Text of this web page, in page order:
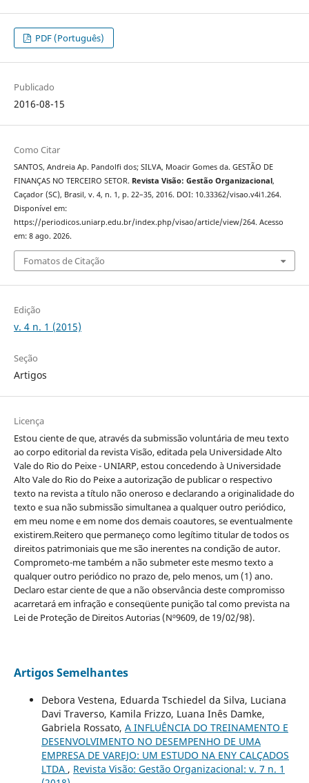
PDF (Português)
Publicado
2016-08-15
Como Citar
SANTOS, Andreia Ap. Pandolfi dos; SILVA, Moacir Gomes da. GESTÃO DE
FINANÇAS NO TERCEIRO SETOR. Revista Visão: Gestão Organizacional,
Caçador (SC), Brasil, v. 4, n. 1, p. 22–35, 2016. DOI: 10.33362/visao.v4i1.264.
Disponível em:
https://periodicos.uniarp.edu.br/index.php/visao/article/view/264. Acesso
em: 8 ago. 2026.
Fomatos de Citação
Edição
v. 4 n. 1 (2015)
Seção
Artigos
Licença
Estou ciente de que, através da submissão voluntária de meu texto
ao corpo editorial da revista Visão, editada pela Universidade Alto
Vale do Rio do Peixe - UNIARP, estou concedendo à Universidade
Alto Vale do Rio do Peixe a autorização de publicar o respectivo
texto na revista a título não oneroso e declarando a originalidade do
texto e sua não submissão simultanea a qualquer outro periódico,
em meu nome e em nome dos demais coautores, se eventualmente
existirem.Reitero que permaneço como legítimo titular de todos os
direitos patrimoniais que me são inerentes na condição de autor.
Comprometo-me também a não submeter este mesmo texto a
qualquer outro periódico no prazo de, pelo menos, um (1) ano.
Declaro estar ciente de que a não observância deste compromisso
acarretará em infração e conseqüente punição tal como prevista na
Lei de Proteção de Direitos Autorias (Nº9609, de 19/02/98).
Artigos Semelhantes
Debora Vestena, Eduarda Tschiedel da Silva, Luciana
Davi Traverso, Kamila Frizzo, Luana Inês Damke,
Gabriela Rossato, A INFLUÊNCIA DO TREINAMENTO E
DESENVOLVIMENTO NO DESEMPENHO DE UMA
EMPRESA DE VAREJO: UM ESTUDO NA ENY CALÇADOS
LTDA , Revista Visão: Gestão Organizacional: v. 7 n. 1